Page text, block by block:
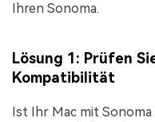
Ihren Sonoma.
Lösung 1: Prüfen
Kompatibilität
Ist Ihr Mac mit